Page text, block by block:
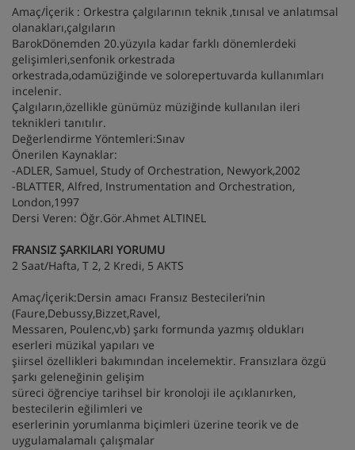
Amaç/İçerik : Orkestra çalgılarının teknik ,tınısal ve anlatımsal
olanakları,çalgıların
BarokDönemden 20.yüzyıla kadar farklı dönemlerdeki
gelişimleri,senfonik orkestrada
orkestrada,odamüziğinde ve solorepertuvarda kullanımları
incelenir.
Çalgıların,özellikle günümüz müziğinde kullanılan ileri
teknikleri tanıtılır.
Değerlendirme Yöntemleri:Sınav
Önerilen Kaynaklar:
-ADLER, Samuel, Study of Orchestration, Newyork,2002
-BLATTER, Alfred, Instrumentation and Orchestration,
London,1997
Dersi Veren: Öğr.Gör.Ahmet ALTINEL
FRANSIZ ŞARKILARI YORUMU
2 Saat/Hafta, T 2, 2 Kredi, 5 AKTS
Amaç/İçerik:Dersin amacı Fransız Bestecileri’nin
(Faure,Debussy,Bizzet,Ravel,
Messaren, Poulenc,vb) şarkı formunda yazmış oldukları
eserleri müzikal yapıları ve
şiirsel özellikleri bakımından incelemektir. Fransızlara özgü
şarkı geleneğinin gelişim
süreci öğrenciye tarihsel bir kronoloji ile açıklanırken,
bestecilerin eğilimleri ve
eserlerinin yorumlanma biçimleri üzerine teorik ve de
uygulamalamalı çalışmalar